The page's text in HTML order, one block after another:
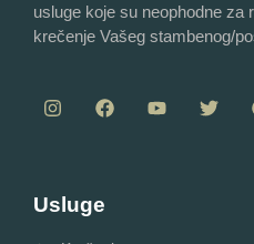
usluge koje su neophodne za
krečenje Vašeg stambenog/
Usluge